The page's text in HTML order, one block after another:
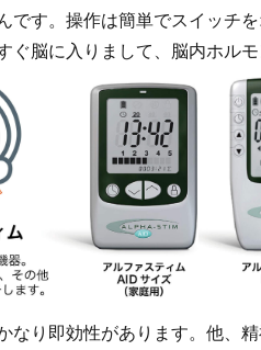
です。操作は簡単でスイッチ
ぐ脳に入りまして、脳内ホル
なり即効性があります。他、